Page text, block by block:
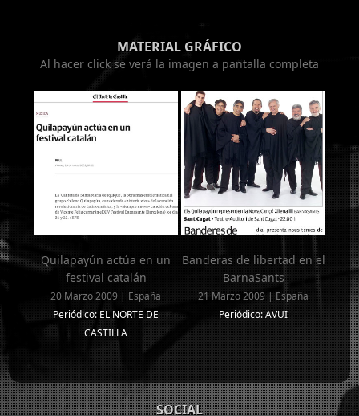
MATERIAL GRÁFICO
Al hacer click se verá la imagen a pantalla completa
Quilapayún actúa en un
festival catalán
20 Marzo 2009 | España
Periódico: EL NORTE DE
CASTILLA
Banderas de libertad en el
BarnaSants
21 Marzo 2009 | España
Periódico: AVUI
SOCIAL